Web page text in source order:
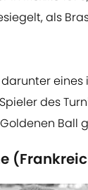
als
darunter eines
des
Ball